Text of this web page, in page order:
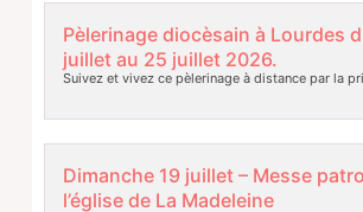
Pèlerinage diocèsain à Lourdes
juillet au 25 juillet 2026.
Suivez et vivez ce pèlerinage à distance par la
Dimanche 19 juillet – Messe
l’église de La Madeleine